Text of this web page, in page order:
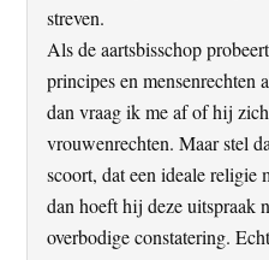
streven.
Als de aartsbisschop
principes en
dan vraag ik me af of hij
vrouwenrechten. Maar stel
scoort, dat een ideale religie
dan hoeft hij deze uitspraak
overbodige constatering.